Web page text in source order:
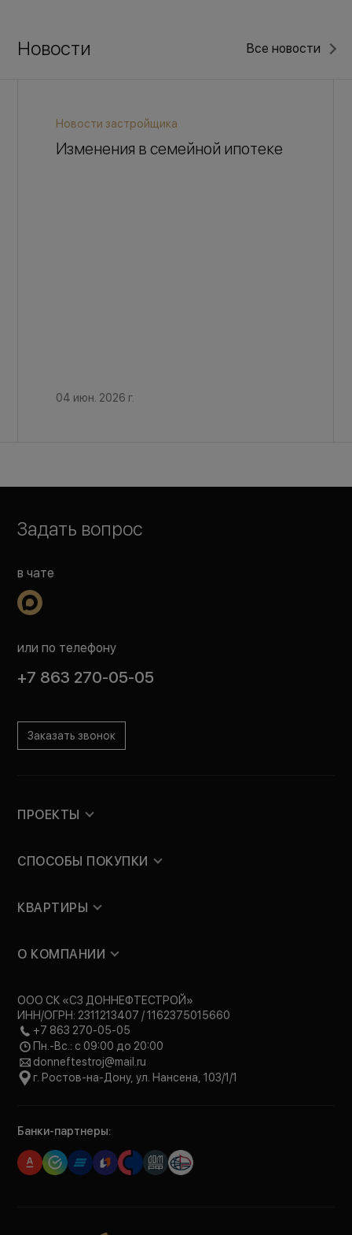
Новости Все новости
Новости застройщика
Изменения в семейной ипотеке
04 июн. 2026 г.
Задать вопрос
в чате
или по телефону
+7 863 270-05-05
Заказать звонок
ПРОЕКТЫ
СПОСОБЫ ПОКУПКИ
КВАРТИРЫ
О КОМПАНИИ
ООО СК «СЗ ДОННЕФТЕСТРОЙ»
ИНН/ОГРН: 2311213407 / 1162375015660
+7 863 270-05-05
Пн.-Вс.: с 09:00 до 20:00
donneftestroj@mail.ru
г. Ростов-на-Дону, ул. Нансена, 103/1/1
Банки-партнеры: